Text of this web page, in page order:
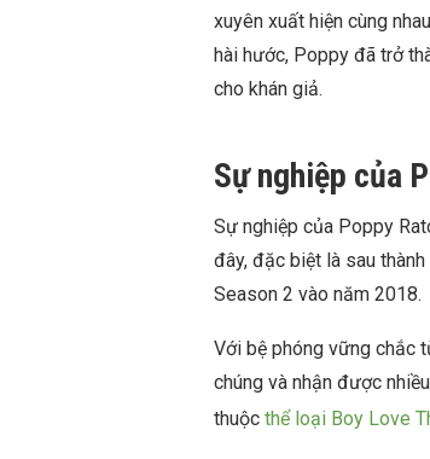
xuyên xuất hiện cùng
hài hước, Poppy đã trở
cho khán giả.
Sự nghiệp của
Sự nghiệp của Poppy
đây, đặc biệt là sau
Season 2 vào năm 2018.
Với bệ phóng vững chắc
chúng và nhận được
thuộc thể loại Boy Love